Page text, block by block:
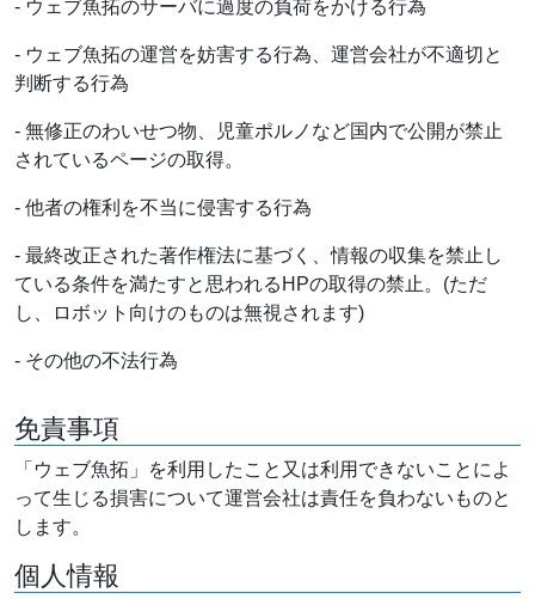
- ウェブ魚拓のサーバに過度の負荷をかける行為
- ウェブ魚拓の運営を妨害する行為、運営会社が不適切と
判断する行為
- 無修正のわいせつ物、児童ポルノなど国内で公開が禁止
されているページの取得。
- 他者の権利を不当に侵害する行為
- 最終改正された著作権法に基づく、情報の収集を禁止し
ている条件を満たすと思われるHPの取得の禁止。(ただ
し、ロボット向けのものは無視されます)
- その他の不法行為
免責事項
「ウェブ魚拓」を利用したこと又は利用できないことによ
って生じる損害について運営会社は責任を負わないものと
します。
個人情報